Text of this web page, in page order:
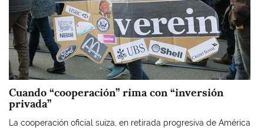
Cuando “cooperación” rima con “inversión
privada”
La cooperación oficial suiza, en retirada progresiva de América